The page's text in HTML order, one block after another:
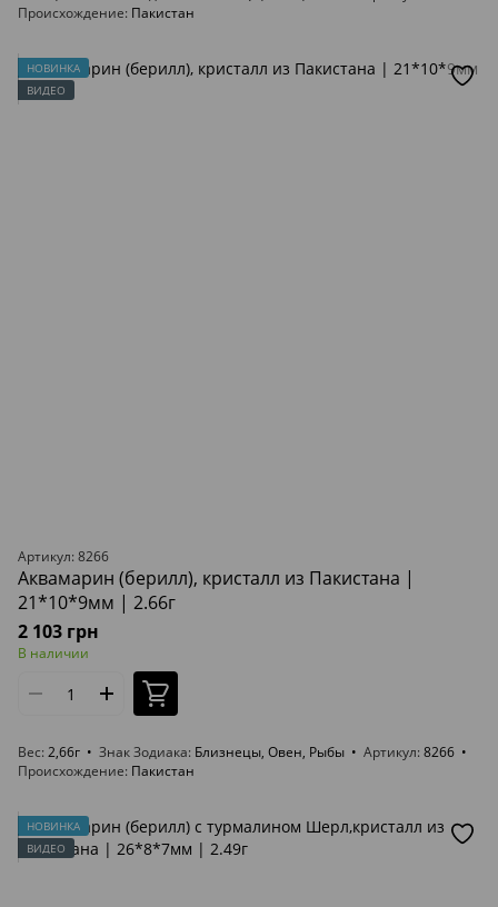
Происхождение Пакистан
НОВИНКА
ВИДЕО
Артикул: 8266
Аквамарин (берилл), кристалл из Пакистана |
21*10*9мм | 2.66г
2 103 грн
В наличии
Вес 2,66г Знак Зодиака Близнецы, Овен, Рыбы Артикул 8266
Происхождение Пакистан
НОВИНКА
ВИДЕО